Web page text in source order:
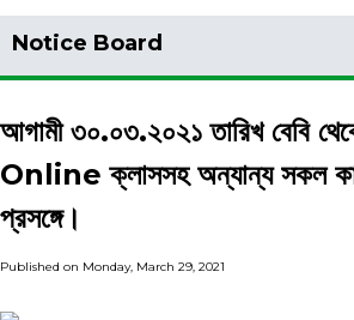
Notice Board
আগামী ৩০.০৩.২০২১ তারিখ বেবি
Online ক্লাসসহ অন্যান্য সকল
প্রসঙ্গে।
Published on Monday, March 29, 2021